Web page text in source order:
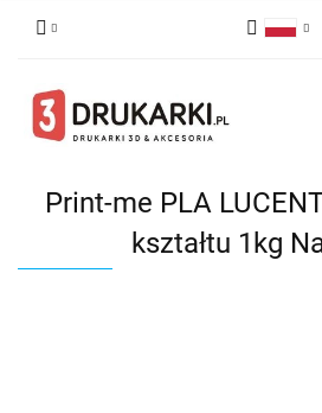
English
Print-me PLA
kształtu 1kg